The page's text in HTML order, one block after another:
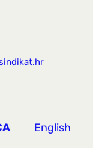
English